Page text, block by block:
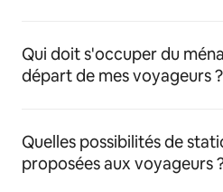
Qui doit s'occuper du
départ de mes voyageurs ?
Quelles possibilités de
proposées aux voyageurs